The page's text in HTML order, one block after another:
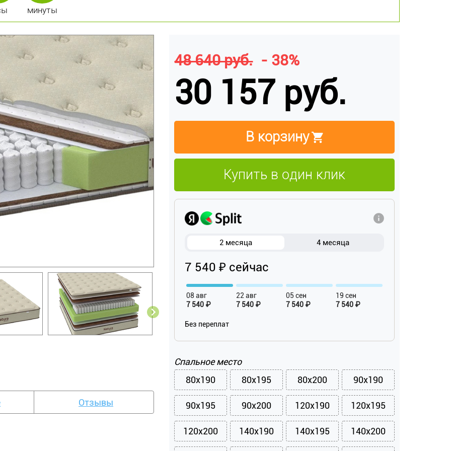
минуты
Отзывы
48 640 руб. - 38%
30 157 руб.
В корзину
Купить в один клик
2 месяца 4 месяца
7 540 ₽ сейчас
08 авг
7 540 ₽
22 авг
7 540 ₽
05 сен
7 540 ₽
19 сен
7 540 ₽
Без переплат
Спальное место
80x190
80x195 80x200 90x190
90x195 90x200 120x190 120x195
120x200 140x190 140x195 140x200